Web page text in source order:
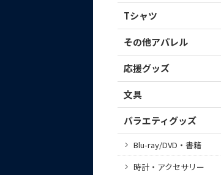
Tシャツ
その他アパレル
応援グッズ
文具
バラエティグッズ
Blu-ray/DVD・書籍
時計・アクセサリー